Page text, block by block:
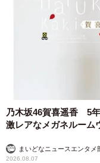
乃木坂46賀喜遥香 5
激レアなメガネルーム
まいどなニュースエンタメ
2026.08.07